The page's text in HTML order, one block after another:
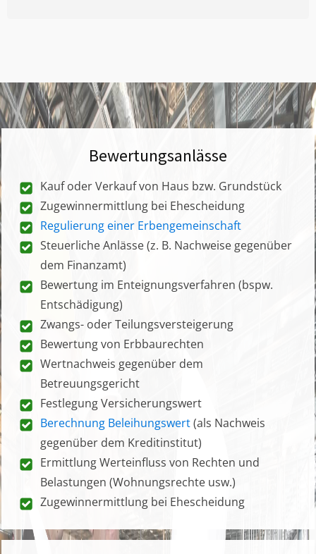
Bewertungsanlässe
Kauf oder Verkauf von Haus bzw. Grundstück
Zugewinnermittlung bei Ehescheidung
Regulierung einer Erbengemeinschaft
Steuerliche Anlässe (z. B. Nachweise gegenüber
dem Finanzamt)
Bewertung im Enteignungsverfahren (bspw.
Entschädigung)
Zwangs- oder Teilungsversteigerung
Bewertung von Erbbaurechten
Wertnachweis gegenüber dem
Betreuungsgericht
Festlegung Versicherungswert
Berechnung Beleihungswert(als Nachweis
gegenüber dem Kreditinstitut)
Ermittlung Werteinfluss von Rechten und
Belastungen (Wohnungsrechte usw.)
Zugewinnermittlung bei Ehescheidung